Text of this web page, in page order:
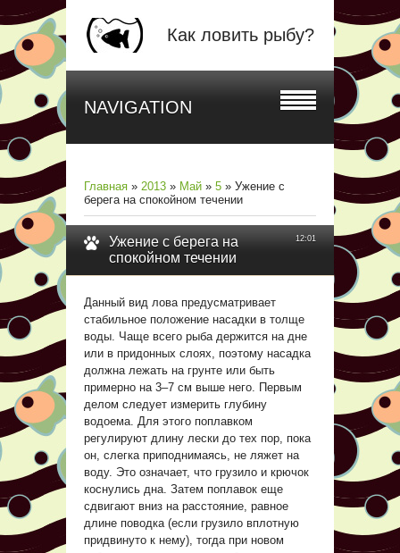
Как ловить рыбу?
NAVIGATION
Главная » 2013 » Май » 5 » Ужение с
берега на спокойном течении
12:01
Ужение с берега на
спокойном течении
Данный вид лова предусматривает
стабильное положение насадки в толще
воды. Чаще всего рыба держится на дне
или в придонных слоях, поэтому насадка
должна лежать на грунте или быть
примерно на 3–7 см выше него. Первым
делом следует измерить глубину
водоема. Для этого поплавком
регулируют длину лески до тех пор, пока
он, слегка приподнимаясь, не ляжет на
воду. Это означает, что грузило и крючок
коснулись дна. Затем поплавок еще
сдвигают вниз на расстояние, равное
длине поводка (если грузило вплотную
придвинуто к нему), тогда при новом